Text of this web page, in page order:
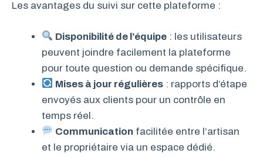
Les avantages du suivi sur cette plateforme :
Disponibilité de l’équipe : les utilisateurs
peuvent joindre facilement la plateforme
pour toute question ou demande spécifique.
Mises à jour régulières : rapports d’étape
envoyés aux clients pour un contrôle en
temps réel.
Communication facilitée entre l’artisan
et le propriétaire via un espace dédié.